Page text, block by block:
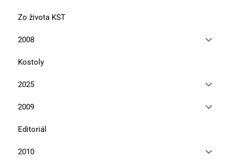
Zo života KST
2008
Kostoly
2025
2009
Editoriál
2010